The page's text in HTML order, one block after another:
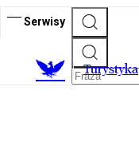
Serwisy
Turystyka